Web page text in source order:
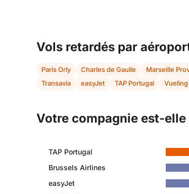
Vols retardés par
Paris Orly Charles de Gaulle Marseille
Transavia
easyJet TAP Portugal Vueling
Votre compagnie est-
TAP Portugal
Brussels Airlines
easyJet